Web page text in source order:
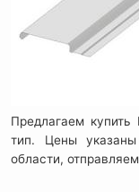
Предлагаем купить
тип. Цены
области,